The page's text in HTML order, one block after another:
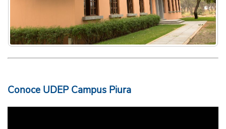
Conoce UDEP Campus Piura